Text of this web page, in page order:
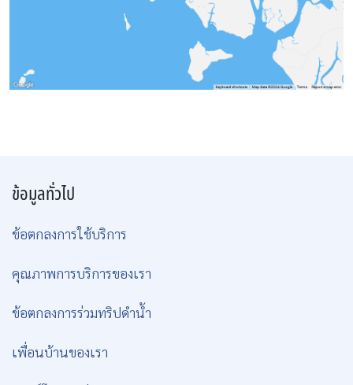
ข้อมูลทั่วไป
ข้อตกลงการใช้บริการ
คุณภาพการบริการของเรา
ข้อตกลงการร่วมทริปดำน้ำ
เพื่อนบ้านของเรา